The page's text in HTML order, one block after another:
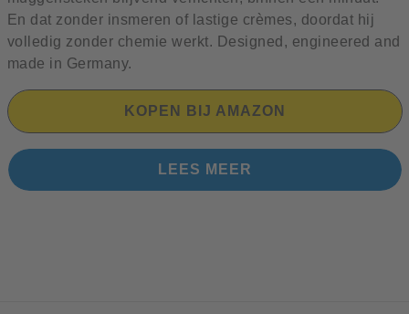
En dat zonder insmeren of lastige crèmes, doordat hij
volledig zonder chemie werkt. Designed, engineered and
made in Germany.
KOPEN BIJ AMAZON
LEES MEER